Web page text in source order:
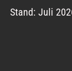
Stand: Juli